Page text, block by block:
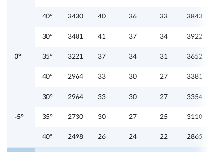
40° 3430 40 36 33 3843
0°
30° 3481 41 37 34 3922
35° 3221 37 34 31 3652
40° 2964 33 30 27 3381
-5°
30° 2964 33 30 27 3354
35° 2730 30 27 25 3110
40° 2498 26 24 22 2865